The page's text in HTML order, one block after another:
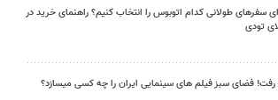
سفرهای طولانی کدام اتوبوس را انتخاب کنیم؟ راهنمای خرید در
تودی
رفت! فضای سبز فیلم های سینمایی ایران را چه کسی میسازد؟